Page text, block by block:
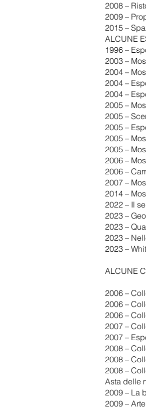
2008 –
2009 –
2015 –
ALCUNE
1996 –
2003 –
2004 –
2004 –
2004 –
2005 –
2005 –
2005 –
2005 –
2005 –
2006 –
2006 –
2007 –
2014 –
2022 – Il
2023 –
2023 –
2023 –
2023 –
ALCUNE
2006 –
2006 –
2006 –
2007 –
2007 –
2008 –
2008 –
2008 –
Asta delle
2009 – La
2009 –